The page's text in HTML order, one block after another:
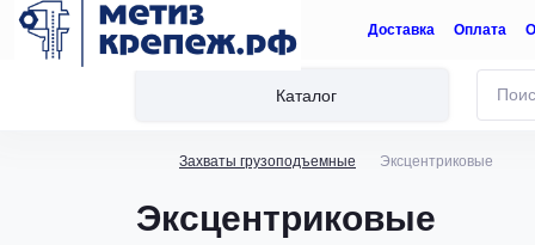
Доставка Оплата
Каталог
Захваты грузоподъемные Эксцентриковые
Эксцентриковые